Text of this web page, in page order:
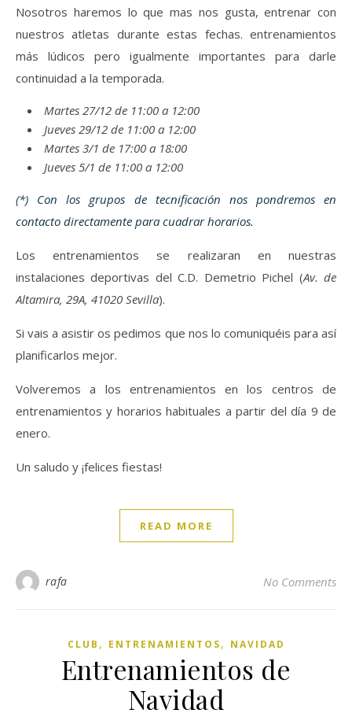
Nosotros haremos lo que mas nos gusta, entrenar con
nuestros atletas durante estas fechas. entrenamientos
más lúdicos pero igualmente importantes para darle
continuidad a la temporada.
Martes 27/12 de 11:00 a 12:00
Jueves 29/12 de 11:00 a 12:00
Martes 3/1 de 17:00 a 18:00
Jueves 5/1 de 11:00 a 12:00
(*) Con los grupos de tecnificación nos pondremos en
contacto directamente para cuadrar horarios.
Los entrenamientos se realizaran en nuestras
instalaciones deportivas del C.D. Demetrio Pichel (Av. de
Altamira, 29A, 41020 Sevilla).
Si vais a asistir os pedimos que nos lo comuniquéis para así
planificarlos mejor.
Volveremos a los entrenamientos en los centros de
entrenamientos y horarios habituales a partir del día 9 de
enero.
Un saludo y ¡felices fiestas!
READ MORE
rafa No Comments
CLUB , ENTRENAMIENTOS, NAVIDAD
Entrenamientos de
Navidad